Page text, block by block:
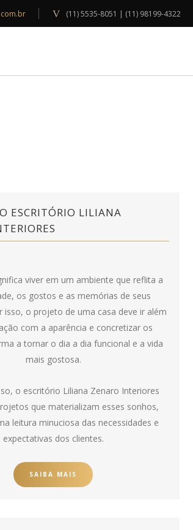
(11) 5535-8051 | (11) 98199-4322
ESCRITÓRIO LILIANA
viver em um ambiente que reflita a
os gostos e as memórias de seus
isso, o projeto de uma casa deve ir além
com a aparência e concretizar os
a tornar o dia a dia funcional e a vida
mais gostosa.
o escritório Liliana Zenaro Interiores
que materializam esses sonhos,
leitura minuciosa das necessidades e
expectativas dos clientes.
SAIBA MAIS